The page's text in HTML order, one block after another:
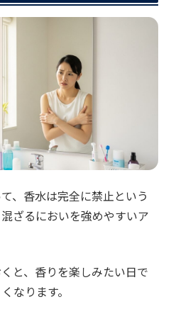
、香水は完全に禁止という
ざるにおいを強めやすいア
と、香りを楽しみたい日で
なります。